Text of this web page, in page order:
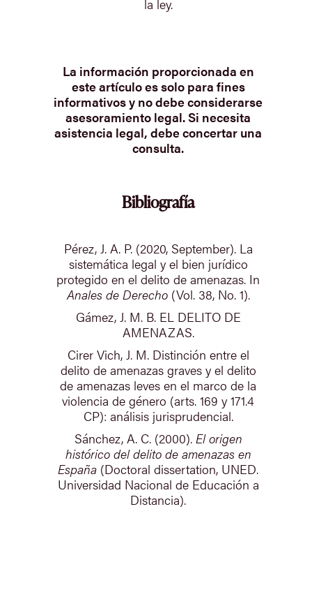
la ley.
La información proporcionada en
este artículo es solo para fines
informativos y no debe considerarse
asesoramiento legal. Si necesita
asistencia legal, debe concertar una
consulta.
Bibliografía
Pérez, J. A. P. (2020, September). La
sistemática legal y el bien jurídico
protegido en el delito de amenazas. In
Anales de Derecho(Vol. 38, No. 1).
Gámez, J. M. B. EL DELITO DE
AMENAZAS.
Cirer Vich, J. M. Distinción entre el
delito de amenazas graves y el delito
de amenazas leves en el marco de la
violencia de género (arts. 169 y 171.4
CP): análisis jurisprudencial.
Sánchez, A. C. (2000). El origen
histórico del delito de amenazas en
España (Doctoral dissertation, UNED.
Universidad Nacional de Educación a
Distancia).